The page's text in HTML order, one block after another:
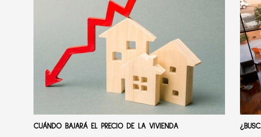
CUÁNDO BAJARÁ EL PRECIO DE LA VIVIENDA